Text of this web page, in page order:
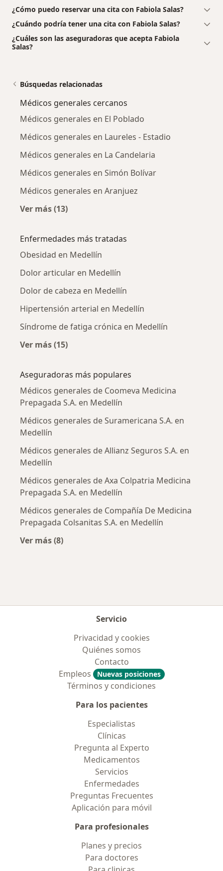
¿Cómo puedo reservar una cita con Fabiola Salas?
¿Cuándo podría tener una cita con Fabiola Salas?
¿Cuáles son las aseguradoras que acepta Fabiola
Salas?
Búsquedas relacionadas
Médicos generales cercanos
Médicos generales en El Poblado
Médicos generales en Laureles - Estadio
Médicos generales en La Candelaria
Médicos generales en Simón Bolívar
Médicos generales en Aranjuez
Ver más (13)
Enfermedades más tratadas
Obesidad en Medellín
Dolor articular en Medellín
Dolor de cabeza en Medellín
Hipertensión arterial en Medellín
Síndrome de fatiga crónica en Medellín
Ver más (15)
Aseguradoras más populares
Médicos generales de Coomeva Medicina
Prepagada S.A. en Medellín
Médicos generales de Suramericana S.A. en
Medellín
Médicos generales de Allianz Seguros S.A. en
Medellín
Médicos generales de Axa Colpatria Medicina
Prepagada S.A. en Medellín
Médicos generales de Compañía De Medicina
Prepagada Colsanitas S.A. en Medellín
Ver más (8)
Servicio
Privacidad y cookies
Quiénes somos
Contacto
Empleos
Nuevas posiciones
Términos y condiciones
Para los pacientes
Especialistas
Clínicas
Pregunta al Experto
Medicamentos
Servicios
Enfermedades
Preguntas Frecuentes
Aplicación para móvil
Para profesionales
Planes y precios
Para doctores